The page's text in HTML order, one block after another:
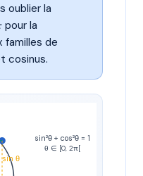
oublier la
pour la
familles de
cosinus.
sin θ
sin²θ + cos²θ = 1
θ ∈ [0, 2π[